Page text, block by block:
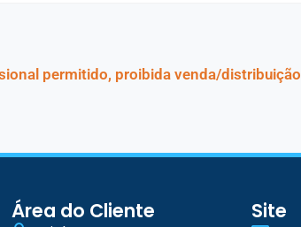
permitido, proibida venda/distribuição
Área do Cliente Site